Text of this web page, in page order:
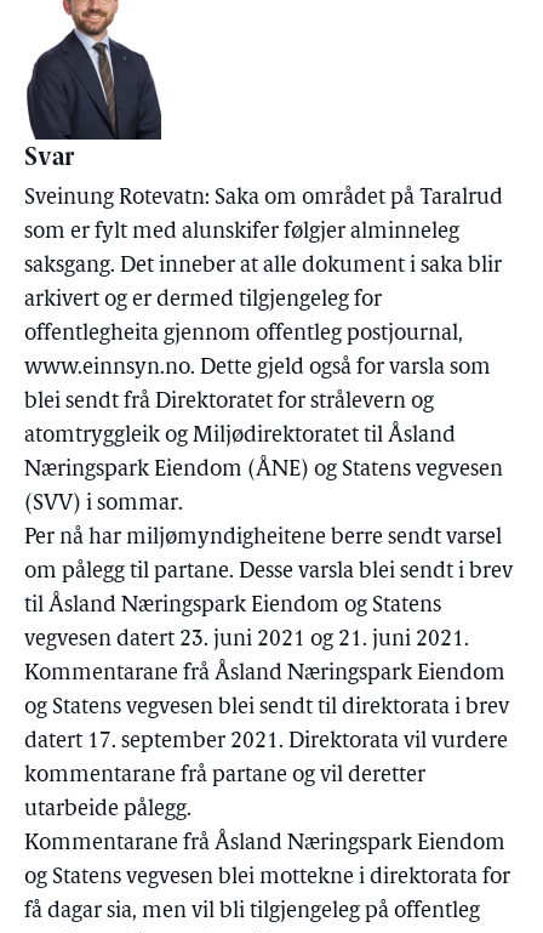
Svar
Sveinung Rotevatn: Saka om området på Taralrud
som er fylt med alunskifer følgjer alminneleg
saksgang. Det inneber at alle dokument i saka blir
arkivert og er dermed tilgjengeleg for
offentlegheita gjennom offentleg postjournal,
www.einnsyn.no. Dette gjeld også for varsla som
blei sendt frå Direktoratet for strålevern og
atomtryggleik og Miljødirektoratet til Åsland
Næringspark Eiendom (ÅNE) og Statens vegvesen
(SVV) i sommar.
Per nå har miljømyndigheitene berre sendt varsel
om pålegg til partane. Desse varsla blei sendt i brev
til Åsland Næringspark Eiendom og Statens
vegvesen datert 23. juni 2021 og 21. juni 2021.
Kommentarane frå Åsland Næringspark Eiendom
og Statens vegvesen blei sendt til direktorata i brev
datert 17. september 2021. Direktorata vil vurdere
kommentarane frå partane og vil deretter
utarbeide pålegg.
Kommentarane frå Åsland Næringspark Eiendom
og Statens vegvesen blei mottekne i direktorata for
få dagar sia, men vil bli tilgjengeleg på offentleg